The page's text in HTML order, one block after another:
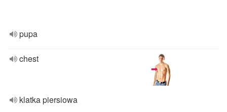
pupa
chest
klatka piersiowa